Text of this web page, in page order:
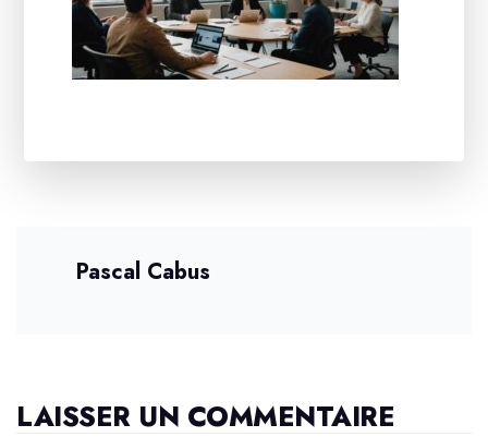
Pascal Cabus
LAISSER UN COMMENTAIRE